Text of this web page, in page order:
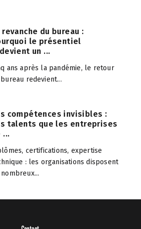
revanche du bureau :
le présentiel
un ...
ans après la pandémie, le retour
redevient...
compétences invisibles :
talents que les entreprises
...
certifications, expertise
: les organisations disposent